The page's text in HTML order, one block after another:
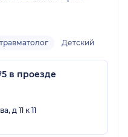
Детский
в проезде
д 11 к 11